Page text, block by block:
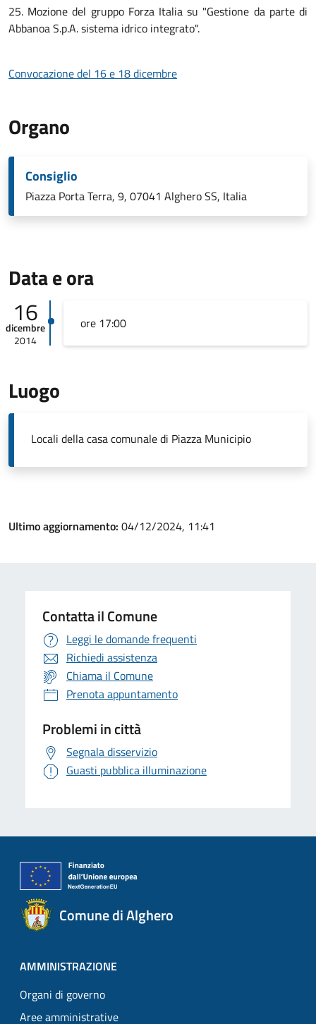
25. Mozione del gruppo Forza Italia su "Gestione da parte di
Abbanoa S.p.A. sistema idrico integrato".
Convocazione del 16 e 18 dicembre
Organo
Consiglio
Piazza Porta Terra, 9, 07041 Alghero SS, Italia
Data e ora
16
dicembre
2014
ore 17:00
Luogo
Locali della casa comunale di Piazza Municipio
Ultimo aggiornamento: 04/12/2024, 11:41
Contatta il Comune
Leggi le domande frequenti
Richiedi assistenza
Chiama il Comune
Prenota appuntamento
Problemi in città
Segnala disservizio
Guasti pubblica illuminazione
Comune di Alghero
AMMINISTRAZIONE
Organi di governo
Aree amministrative